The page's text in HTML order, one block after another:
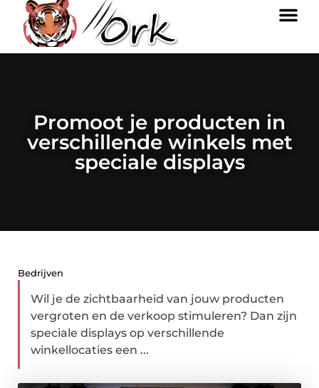
Promoot je producten in
verschillende winkels met
speciale displays
Bedrijven
Wil je de zichtbaarheid van jouw producten
vergroten en de verkoop stimuleren? Dan zijn
speciale displays op verschillende
winkellocaties een ...